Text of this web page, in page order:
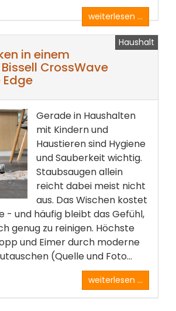
weiterlesen ...
Haushalt
in einem
CrossWave
Edge
Gerade in Haushalten
mit Kindern und
Haustieren sind Hygiene
und Sauberkeit wichtig.
Staubsaugen allein
reicht dabei meist nicht
aus. Das Wischen kostet
- und häufig bleibt das Gefühl,
genug zu reinigen. Höchste
und Eimer durch moderne
(Quelle und Foto...
weiterlesen ...